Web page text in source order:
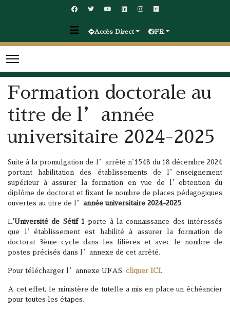
Accès Direct FR
Formation doctorale au
titre de l’année
universitaire 2024-2025
Suite à la promulgation de l’arrêté n°1548 du 18 décembre 2024
portant habilitation des établissements de l’enseignement
supérieur à assurer la formation en vue de l’obtention du
diplôme de doctorat et fixant le nombre de places pédagogiques
ouvertes au titre de l’ année universitaire 2024-2025
L'Université de Sétif 1 porte à la connaissance des intéressés
que l’établissement est habilité à assurer la formation de
doctorat 3ème cycle dans les filières et avec le nombre de
postes précisés dans l’annexe de cet arrêté.
Pour télécharger l’annexe UFAS, cliquer ICI.
A cet effet, le ministère de tutelle a mis en place un échéancier
pour toutes les étapes.